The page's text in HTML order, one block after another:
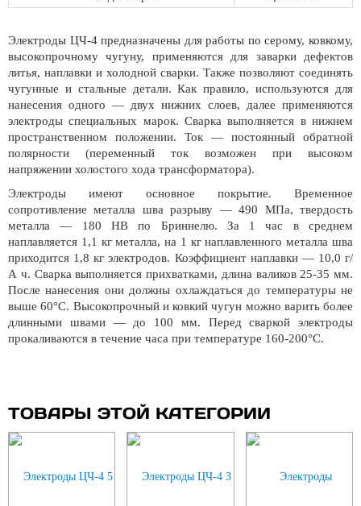
Электроды ЦЧ-4 предназначены для работы по серому, ковкому,
высокопрочному чугуну, применяются для заварки дефектов
литья, наплавки и холодной сварки. Также позволяют соединять
чугунные и стальные детали. Как правило, используются для
нанесения одного — двух нижних слоев, далее применяются
электроды специальных марок. Сварка выполняется в нижнем
пространственном положении. Ток — постоянный обратной
полярности (переменный ток возможен при высоком
напряжении холостого хода трансформатора).
Электроды имеют основное покрытие. Временное
сопротивление металла шва разрыву — 490 МПа, твердость
металла — 180 НВ по Бриннелю. За 1 час в среднем
наплавляется 1,1 кг металла, на 1 кг наплавленного металла шва
приходится 1,8 кг электродов. Коэффициент наплавки — 10,0 г/
А ч. Сварка выполняется прихватками, длина валиков 25-35 мм.
После нанесения они должны охлаждаться до температуры не
выше 60°С. Высокопрочный и ковкий чугун можно варить более
длинными швами — до 100 мм. Перед сваркой электроды
прокаливаются в течение часа при температуре 160-200°С.
ТОВАРЫ ЭТОЙ КАТЕГОРИИ